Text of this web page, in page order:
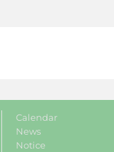
Calendar
News
Notice